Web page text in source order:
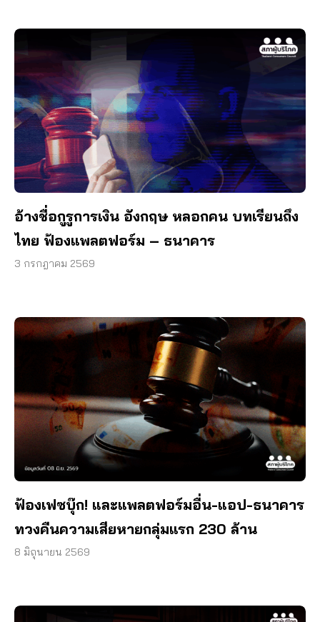
อ้างชื่อกูรูการเงิน อังกฤษ หลอกคน บทเรียนถึง
ไทย ฟ้องแพลตฟอร์ม – ธนาคาร
3 กรกฎาคม 2569
ฟ้องเฟซบุ๊ก! และแพลตฟอร์มอื่น-แอป-ธนาคาร
ทวงคืนความเสียหายกลุ่มแรก 230 ล้าน
8 มิถุนายน 2569